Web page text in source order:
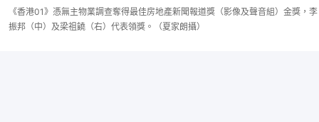
《香港01》憑無主物業調查奪得最佳房地產新聞報道獎（影像及聲音組）金獎，李
振邦（中）及梁祖饒（右）代表領獎。（夏家朗攝）